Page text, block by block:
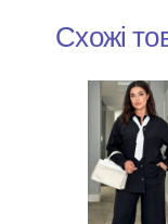
Схожі